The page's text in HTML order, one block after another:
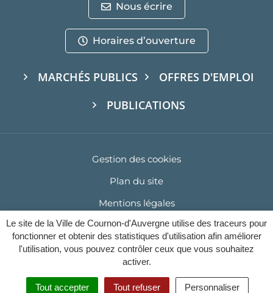
Le site de la Ville de Cournon-d'Auvergne utilise des traceurs pour
fonctionner et obtenir des statistiques d'utilisation afin améliorer
l'utilisation, vous pouvez contrôler ceux que vous souhaitez
activer.
Tout accepter Tout refuser Personnaliser
Nous écrire
Horaires d’ouverture
MARCHÉS PUBLICS
OFFRES D'EMPLOI
PUBLICATIONS
Gestion des cookies
Plan du site
Mentions légales
Politique de confidentialité
Accessibilité : Partiellement conforme (93%)